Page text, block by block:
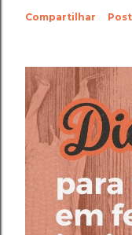
Compartilhar